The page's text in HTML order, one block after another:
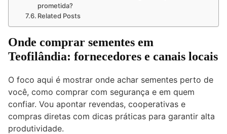
prometida?
Related Posts
Onde comprar sementes em
Teofilândia: fornecedores e canais locais
O foco aqui é mostrar onde achar sementes perto de
você, como comprar com segurança e em quem
confiar. Vou apontar revendas, cooperativas e
compras diretas com dicas práticas para garantir alta
produtividade.